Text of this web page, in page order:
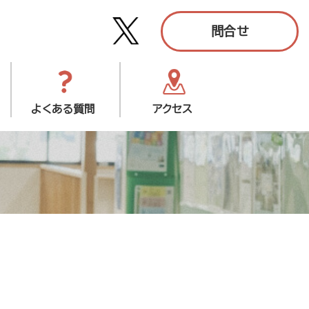
問合せ
よくある質問 アクセス